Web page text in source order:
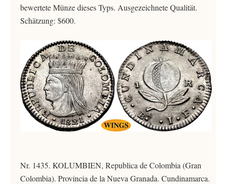
bewertete Münze dieses Typs. Ausgezeichnete Qualität.
Schätzung: $600.
Nr. 1435. KOLUMBIEN, Republica de Colombia (Gran
Colombia). Provincia de la Nueva Granada. Cundinamarca.